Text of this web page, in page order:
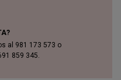
al 981 173 573 o
859 345.